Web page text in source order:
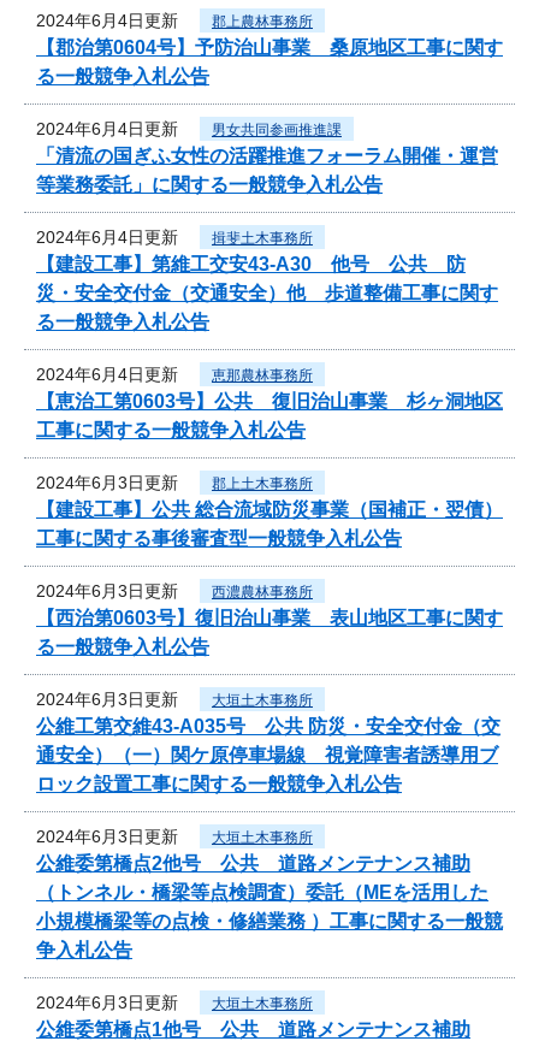
2024年6月4日更新 郡上農林事務所
【郡治第0604号】予防治山事業 桑原地区工事に関す
る一般競争入札公告
2024年6月4日更新 男女共同参画推進課
「清流の国ぎふ女性の活躍推進フォーラム開催・運営
等業務委託」に関する一般競争入札公告
2024年6月4日更新 揖斐土木事務所
【建設工事】第維工交安43-A30 他号 公共 防
災・安全交付金（交通安全）他 歩道整備工事に関す
る一般競争入札公告
2024年6月4日更新 恵那農林事務所
【恵治工第0603号】公共 復旧治山事業 杉ヶ洞地区
工事に関する一般競争入札公告
2024年6月3日更新 郡上土木事務所
【建設工事】公共 総合流域防災事業（国補正・翌債）
工事に関する事後審査型一般競争入札公告
2024年6月3日更新 西濃農林事務所
【西治第0603号】復旧治山事業 表山地区工事に関す
る一般競争入札公告
2024年6月3日更新 大垣土木事務所
公維工第交維43-A035号 公共 防災・安全交付金（交
通安全）（一）関ケ原停車場線 視覚障害者誘導用ブ
ロック設置工事に関する一般競争入札公告
2024年6月3日更新 大垣土木事務所
公維委第橋点2他号 公共 道路メンテナンス補助
（トンネル・橋梁等点検調査）委託（MEを活用した
小規模橋梁等の点検・修繕業務 ）工事に関する一般競
争入札公告
2024年6月3日更新 大垣土木事務所
公維委第橋点1他号 公共 道路メンテナンス補助